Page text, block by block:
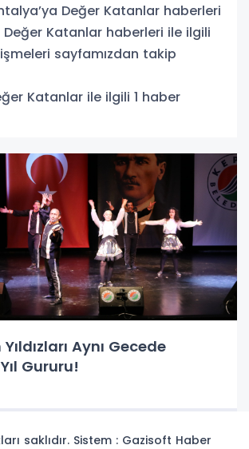
Değer Katanlar haberleri
Değer Katanlar haberleri ile ilgili
sayfamızdan takip
Katanlar ile ilgili 1 haber
Aynı Gecede
Gururu!
saklıdır. Sistem : Gazisoft Haber